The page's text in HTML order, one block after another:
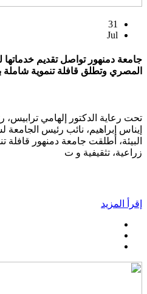
31
Jul
جامعة دمنهور تواصل تقديم
المصري وتطلق قافلة تنموية شاملة
تحت رعاية الدكتور إلهامي ترابيس،
إيناس إبراهيم، نائب رئيس
البيئة، أطلقت جامعة دمنهور قافلة
زراعية، تثقيفية و ت
إقرأ المزيد